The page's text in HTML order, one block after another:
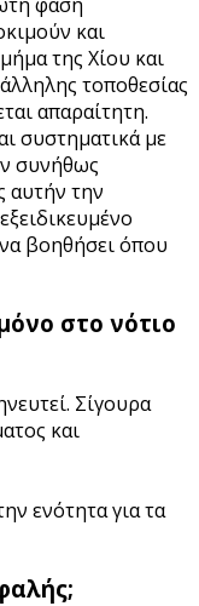
και
της Χίου και
τοποθεσίας
απαραίτητη.
συστηματικά με
συνήθως
αυτήν την
βοηθήσει όπου
στο νότιο
Σίγουρα
και
ενότητα για τα